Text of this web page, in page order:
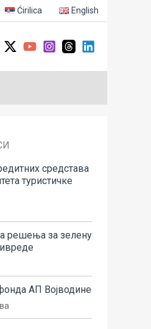
Ćirilica English
средстава
туристичке
решења за зелену
АП Војводине